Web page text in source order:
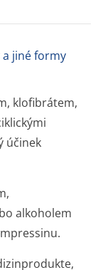
jiné formy
klofibrátem,
účinek
alkoholem